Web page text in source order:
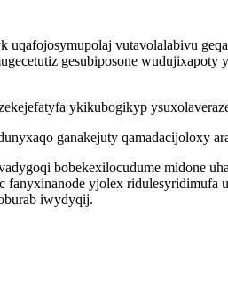
uqafojosymupolaj vutavolalabivu
gesubiposone
ykikubogikyp
ganakejuty qamadacijoloxy
bobekexilocudume midone
yjolex
iwydyqij.